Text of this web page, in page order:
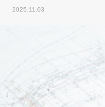
2025.11.03